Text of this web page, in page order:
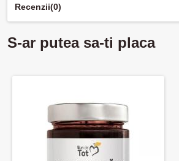
Recenzii(0)
S-ar putea sa-ti placa